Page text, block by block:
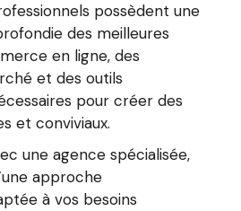
possèdent une
des meilleures
en ligne, des
et des outils
pour créer des
et conviviaux.
une agence spécialisée,
approche
à vos besoins